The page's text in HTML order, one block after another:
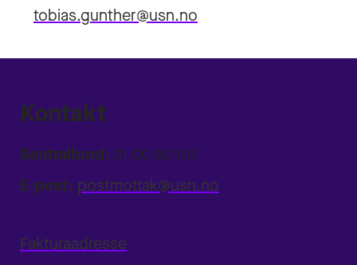
tobias.gunther@usn.no
Kontakt
Sentralbord: 31 00 80 00
E-post: postmottak@usn.no
Fakturaadresse